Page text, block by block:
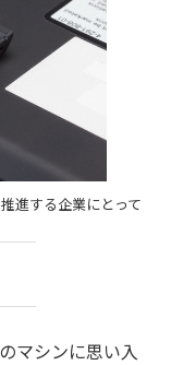
進する企業にとって
マシンに思い入